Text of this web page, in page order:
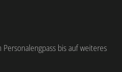
bis auf weiteres